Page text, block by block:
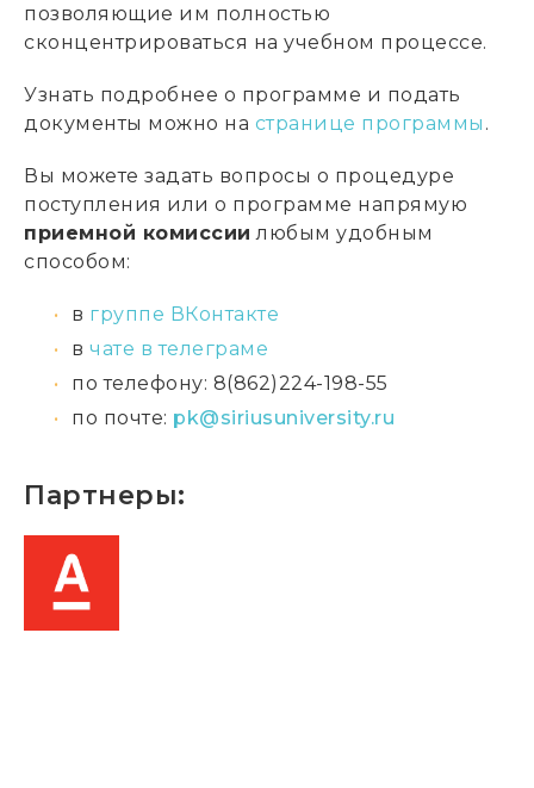
позволяющие им полностью
сконцентрироваться на учебном процессе.
Узнать подробнее о программе и подать
документы можно на странице программы .
Вы можете задать вопросы о процедуре
поступления или о программе напрямую
приемной комиссии любым удобным
способом:
в группе ВКонтакте
в чате в телеграме
по телефону: 8(862)224-198-55
по почте: pk@siriusuniversity.ru
Партнеры: